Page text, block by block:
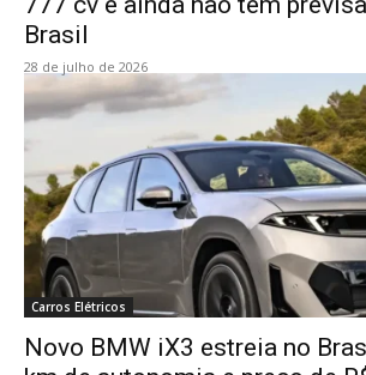
Brasil
28 de julho de 2026
Carros Elétricos
Novo BMW iX3 estreia no